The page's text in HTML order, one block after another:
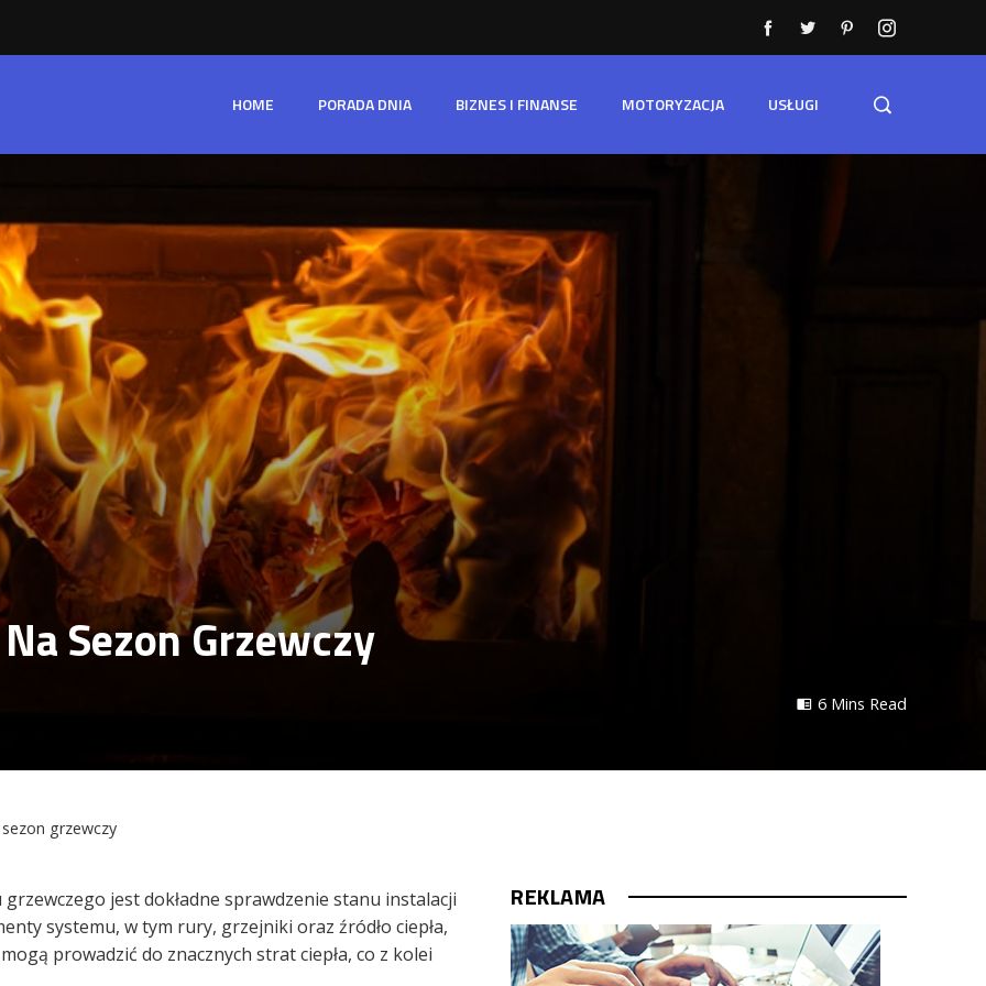
HOME PORADA DNIA BIZNES I FINANSE MOTORYZACJA USŁUGI
Sezon Grzewczy
6 Mins Read
grzewczy
jest dokładne sprawdzenie stanu instalacji
systemu, w tym rury, grzejniki oraz źródło ciepła,
prowadzić do znacznych strat ciepła, co z kolei
REKLAMA